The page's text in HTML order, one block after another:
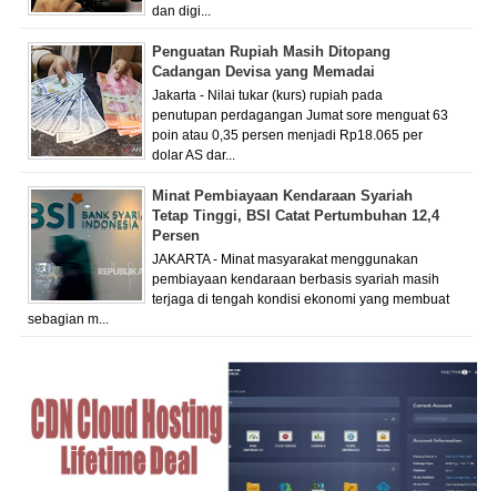
dan digi...
Penguatan Rupiah Masih Ditopang
Cadangan Devisa yang Memadai
Jakarta - Nilai tukar (kurs) rupiah pada
penutupan perdagangan Jumat sore menguat 63
poin atau 0,35 persen menjadi Rp18.065 per
dolar AS dar...
Minat Pembiayaan Kendaraan Syariah
Tetap Tinggi, BSI Catat Pertumbuhan 12,4
Persen
JAKARTA - Minat masyarakat menggunakan
pembiayaan kendaraan berbasis syariah masih
terjaga di tengah kondisi ekonomi yang membuat
sebagian m...